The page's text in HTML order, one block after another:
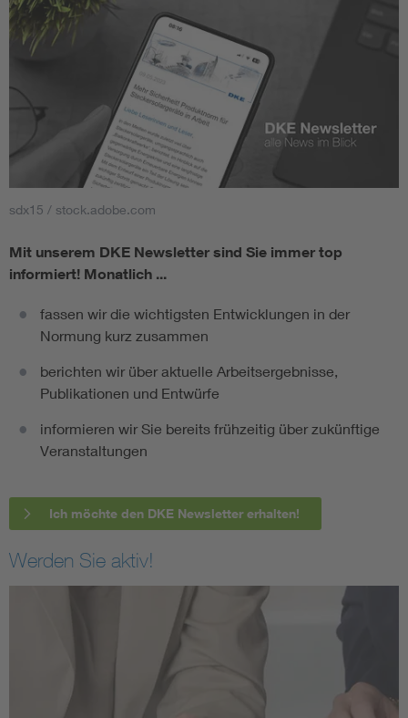
sdx15 / stock.adobe.com
Mit unserem DKE Newsletter sind Sie immer top
informiert! Monatlich ...
fassen wir die wichtigsten Entwicklungen in der
Normung kurz zusammen
berichten wir über aktuelle Arbeitsergebnisse,
Publikationen und Entwürfe
informieren wir Sie bereits frühzeitig über zukünftige
Veranstaltungen
Ich möchte den DKE Newsletter erhalten!
Werden Sie aktiv!